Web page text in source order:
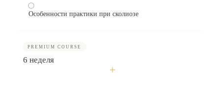
Особенности практики при сколиозе
PREMIUM COURSE
6 неделя